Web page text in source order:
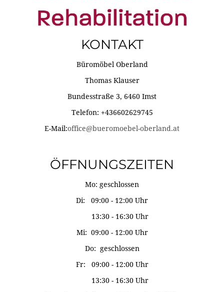
KONTAKT
Büromöbel Oberland
Thomas Klauser
Bundesstraße 3, 6460 Imst
Telefon: +436602629745
E-Mail:office@bueromoebel-oberland.at
ÖFFNUNGSZEITEN
Mo: geschlossen
Di: 09:00 - 12:00 Uhr
13:30 - 16:30 Uhr
Mi: 09:00 - 12:00 Uhr
Do: geschlossen
Fr: 09:00 - 12:00 Uhr
13:30 - 16:30 Uhr